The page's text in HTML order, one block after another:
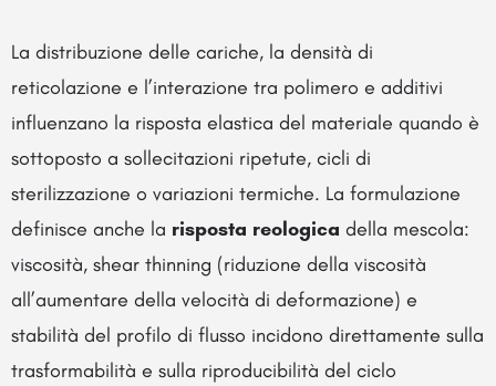
La distribuzione delle cariche, la densità di
reticolazione e l’interazione tra polimero e additivi
influenzano la risposta elastica del materiale quando è
sottoposto a sollecitazioni ripetute, cicli di
sterilizzazione o variazioni termiche. La formulazione
definisce anche la risposta reologica della mescola:
viscosità, shear thinning (riduzione della viscosità
all’aumentare della velocità di deformazione) e
stabilità del profilo di flusso incidono direttamente sulla
trasformabilità e sulla riproducibilità del ciclo